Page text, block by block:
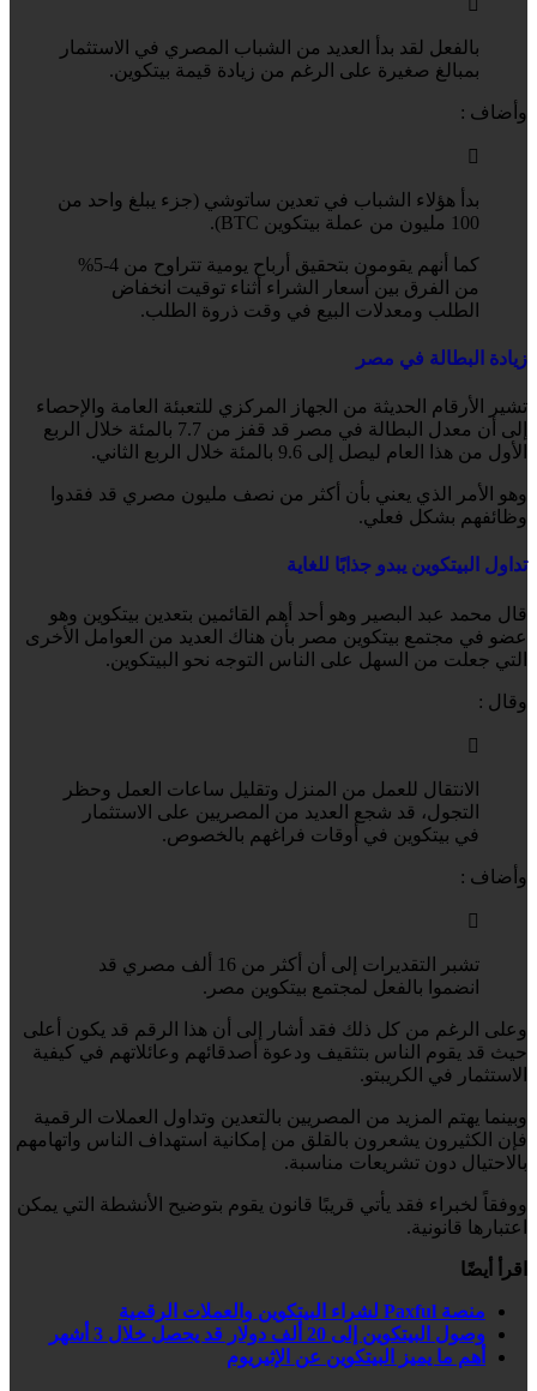
بالفعل لقد بدأ العديد من الشباب المصري في الاستثمار
بمبالغ صغيرة على الرغم من زيادة قيمة بيتكوين.
وأضاف :
بدأ هؤلاء الشباب في تعدين ساتوشي (جزء يبلغ واحد من
100 مليون من عملة بيتكوين BTC).
كما أنهم يقومون بتحقيق أرباح يومية تتراوح من 4-5%
من الفرق بين أسعار الشراء أثناء توقيت انخفاض
الطلب ومعدلات البيع في وقت ذروة الطلب.
زيادة البطالة في مصر
تشير الأرقام الحديثة من الجهاز المركزي للتعبئة العامة والإحصاء
إلى أن معدل البطالة في مصر قد قفز من 7.7 بالمئة خلال الربع
الأول من هذا العام ليصل إلى 9.6 بالمئة خلال الربع الثاني.
وهو الأمر الذي يعني بأن أكثر من نصف مليون مصري قد فقدوا
وظائفهم بشكل فعلي.
تداول البيتكوين يبدو جذابًا للغاية
قال محمد عبد البصير وهو أحد أهم القائمين بتعدين بيتكوين وهو
عضو في مجتمع بيتكوين مصر بأن هناك العديد من العوامل الأخرى
التي جعلت من السهل على الناس التوجه نحو البيتكوين.
وقال :
الانتقال للعمل من المنزل وتقليل ساعات العمل وحظر
التجول، قد شجع العديد من المصريين على الاستثمار
في بيتكوين في أوقات فراغهم بالخصوص.
وأضاف :
تشبر التقديرات إلى أن أكثر من 16 ألف مصري قد
انضموا بالفعل لمجتمع بيتكوين مصر.
وعلى الرغم من كل ذلك فقد أشار إلى أن هذا الرقم قد يكون أعلى
حيث قد يقوم الناس بتثقيف ودعوة أصدقائهم وعائلاتهم في كيفية
الاستثمار في الكريبتو.
وبينما يهتم المزيد من المصريين بالتعدين وتداول العملات الرقمية
فإن الكثيرون يشعرون بالقلق من إمكانية استهداف الناس واتهامهم
بالاحتيال دون تشريعات مناسبة.
ووفقاً لخبراء فقد يأتي قريبًا قانون يقوم بتوضيح الأنشطة التي يمكن
اعتبارها قانونية.
اقرأ أيضًا
منصة Paxful لشراء البيتكوين والعملات الرقمية
وصول البيتكوين إلى 20 ألف دولار قد يحصل خلال 3 أشهر
أهم ما يميز البيتكوين عن الإثيريوم